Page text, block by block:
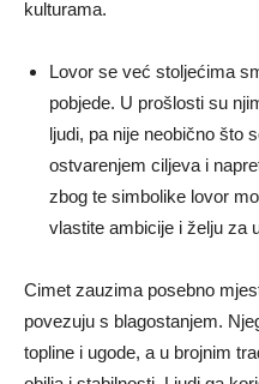
kulturama.
Lovor se već stoljećima
pobjede. U prošlosti su
ljudi, pa nije neobično što
ostvarenjem ciljeva i
zbog te simbolike lovor
vlastite ambicije i želju za
Cimet zauzima posebno
povezuju s blagostanjem.
topline i ugode, a u brojnim